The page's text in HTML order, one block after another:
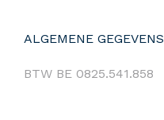
ALGEMENE GEGEVENS
BTW BE 0825.541.858